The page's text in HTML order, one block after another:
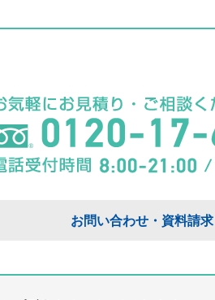
お問い合わせ・資料請求